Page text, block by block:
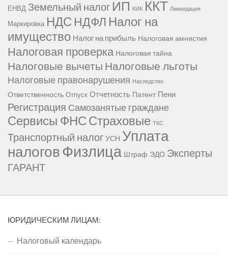
ЕНВД Земельный налог ИП КИК ККТ Ликвидация
Маркировка НДС НДФЛ Налог на
имущество Налог на прибыль Налоговая амнистия
Налоговая проверка Налоговая тайна
Налоговые вычетыНалоговые льготы
Налоговые правонарушения Наследство
Ответственность Отпуск Отчетность Патент Пени
Регистрация Самозанятые граждане
Сервисы ФНССтраховые ТКС
Транспортный налогУСН Уплата
налоговФизлица Штраф ЭДО Эксперты
ГАРАНТ
ЮРИДИЧЕСКИМ ЛИЦАМ:
Налоговый календарь